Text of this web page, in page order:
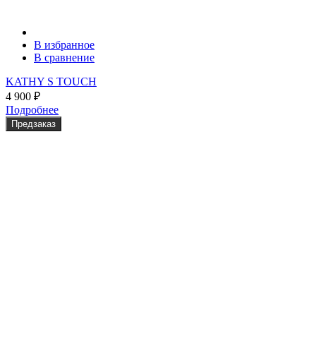
В избранное
В сравнение
KATHY S TOUCH
4 900 ₽
Подробнее
Предзаказ